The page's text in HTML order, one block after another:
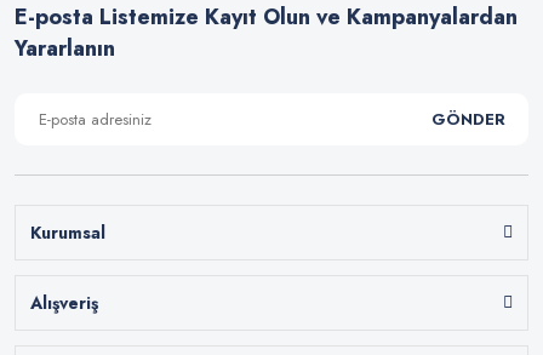
E-posta Listemize Kayıt Olun ve Kampanyalardan
Yararlanın
GÖNDER
Kurumsal
Alışveriş